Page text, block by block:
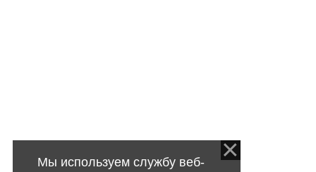
Мы используем службу веб-